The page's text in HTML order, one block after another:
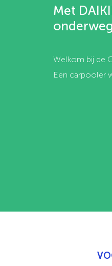
Met
Welkom bij de
Een carpooler